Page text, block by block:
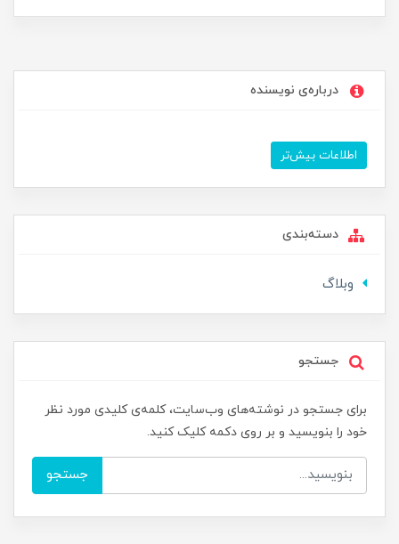
درباره‌ی نویسنده
اطلاعات بیش‌تر
دسته‌بندی
وبلاگ
جستجو
برای جستجو در نوشته‌های وب‌سایت، کلمه‌ی کلیدی مورد نظر
خود را بنویسید و بر روی دکمه کلیک کنید.
جستجو